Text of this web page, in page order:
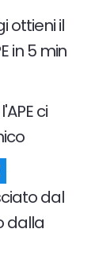
ottieni il
in 5 min
ci
dal
dalla